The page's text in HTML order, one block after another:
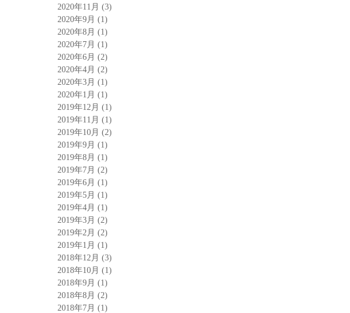
2020年11月 (3)
2020年9月 (1)
2020年8月 (1)
2020年7月 (1)
2020年6月 (2)
2020年4月 (2)
2020年3月 (1)
2020年1月 (1)
2019年12月 (1)
2019年11月 (1)
2019年10月 (2)
2019年9月 (1)
2019年8月 (1)
2019年7月 (2)
2019年6月 (1)
2019年5月 (1)
2019年4月 (1)
2019年3月 (2)
2019年2月 (2)
2019年1月 (1)
2018年12月 (3)
2018年10月 (1)
2018年9月 (1)
2018年8月 (2)
2018年7月 (1)